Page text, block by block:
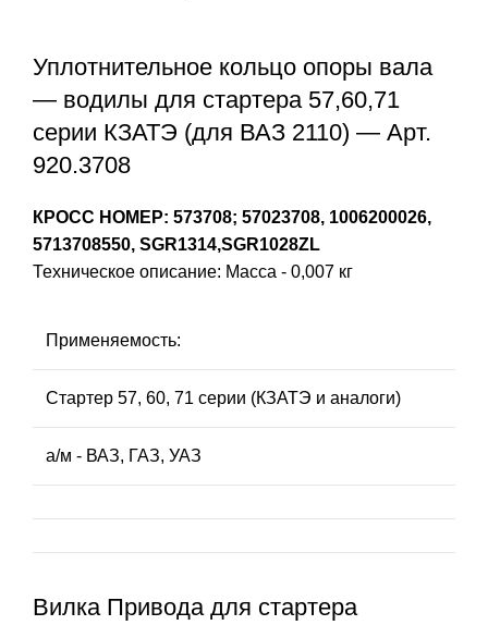
Уплотнительное кольцо опоры вала
— водилы для стартера 57,60,71
серии КЗАТЭ (для ВАЗ 2110) — Арт.
920.3708
КРОСС НОМЕР: 573708; 57023708, 1006200026,
5713708550, SGR1314,SGR1028ZL
Техническое описание: Масса - 0,007 кг
Применяемость:
Стартер 57, 60, 71 серии (КЗАТЭ и аналоги)
а/м - ВАЗ, ГАЗ, УАЗ
Вилка Привода для стартера